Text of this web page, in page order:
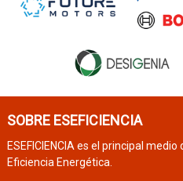
SOBRE ESEFICIENCIA
ESEFICIENCIA es el principal
Eficiencia Energética.